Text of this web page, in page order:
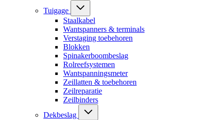
Tuigage
Staalkabel
Wantspanners & terminals
Verstaging toebehoren
Blokken
Spinakerboombeslag
Rolreefsystemen
Wantspanningsmeter
Zeillatten & toebehoren
Zeilreparatie
Zeilbinders
Dekbeslag